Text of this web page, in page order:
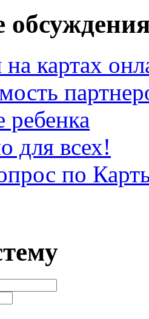
картах
ребенка
для всех!
по